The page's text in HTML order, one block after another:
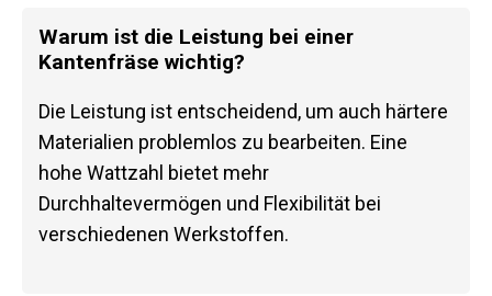
Warum ist die Leistung bei einer
Kantenfräse wichtig?
Die Leistung ist entscheidend, um auch härtere
Materialien problemlos zu bearbeiten. Eine
hohe Wattzahl bietet mehr
Durchhaltevermögen und Flexibilität bei
verschiedenen Werkstoffen.